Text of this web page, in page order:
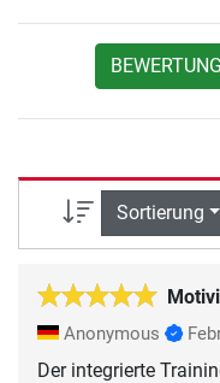
Sortierung
Anonymous
Der integrierte